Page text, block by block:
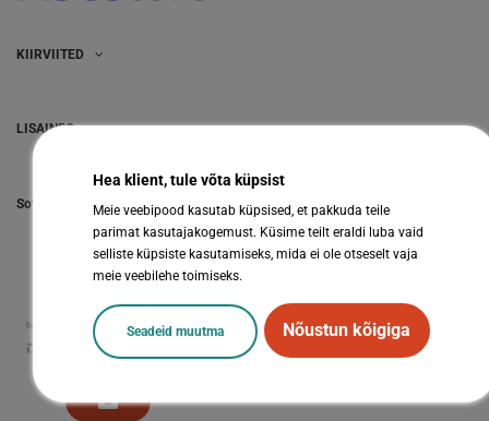
KIIRVIITED
LISAINFO
Hea klient, tule võta küpsist
Meie veebipood kasutab küpsised, et pakkuda teile
parimat kasutajakogemust. Küsime teilt eraldi luba vaid
selliste küpsiste kasutamiseks, mida ei ole otseselt vaja
meie veebilehe toimiseks.
Seadeid muutma Nõustun kõigiga
Sotsiaalmeedia